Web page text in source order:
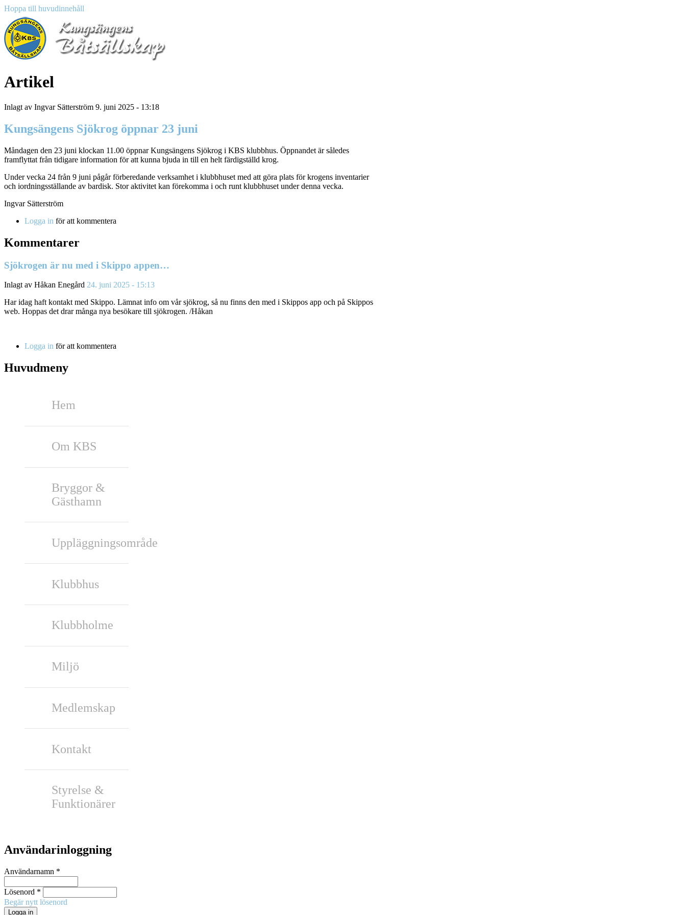
Hoppa till huvudinnehåll
Artikel
Inlagt av Ingvar Sätterström 9. juni 2025 - 13:18
Kungsängens Sjökrog öppnar 23 juni
Måndagen den 23 juni klockan 11.00 öppnar Kungsängens Sjökrog i KBS klubbhus. Öppnandet är således
framflyttat från tidigare information för att kunna bjuda in till en helt färdigställd krog.
Under vecka 24 från 9 juni pågår förberedande verksamhet i klubbhuset med att göra plats för krogens inventarier
och iordningsställande av bardisk. Stor aktivitet kan förekomma i och runt klubbhuset under denna vecka.
Ingvar Sätterström
Logga in för att kommentera
Kommentarer
Sjökrogen är nu med i Skippo appen…
Inlagt av Håkan Enegård 24. juni 2025 - 15:13
Har idag haft kontakt med Skippo. Lämnat info om vår sjökrog, så nu finns den med i Skippos app och på Skippos
web. Hoppas det drar många nya besökare till sjökrogen. /Håkan
Logga in för att kommentera
Huvudmeny
Hem
Om KBS
Bryggor &
Gästhamn
Uppläggningsområde
Klubbhus
Klubbholme
Miljö
Medlemskap
Kontakt
Styrelse &
Funktionärer
Användarinloggning
Användarnamn *
Lösenord *
Begär nytt lösenord